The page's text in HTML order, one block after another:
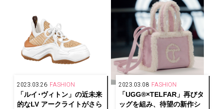
2023.03.26 FASHION
「ルイ･ヴィトン」の近未来
的なLV アークライトがさら
2023.03.08 FASHION
「UGG®︎×TELFAR」再びタ
ッグを組み、待望の新作シ